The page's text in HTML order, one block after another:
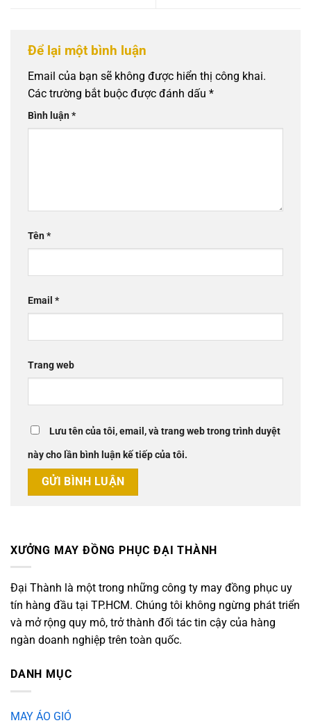
Để lại một bình luận
Email của bạn sẽ không được hiển thị công khai.
Các trường bắt buộc được đánh dấu *
Bình luận*
Tên*
Email *
Trang web
Lưu tên của tôi, email, và trang web trong trình duyệt
này cho lần bình luận kế tiếp của tôi.
XƯỞNG MAY ĐỒNG PHỤC ĐẠI THÀNH
Đại Thành là một trong những công ty may đồng phục uy
tín hàng đầu tại TP.HCM. Chúng tôi không ngừng phát triển
và mở rộng quy mô, trở thành đối tác tin cậy của hàng
ngàn doanh nghiệp trên toàn quốc.
DANH MỤC
MAY ÁO GIÓ